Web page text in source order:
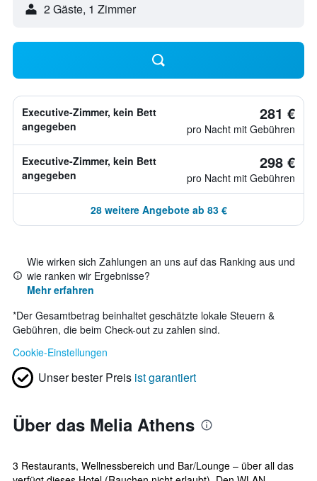
2 Gäste, 1 Zimmer
Executive-Zimmer, kein Bett
angegeben
281 €
pro Nacht mit Gebühren
Executive-Zimmer, kein Bett
angegeben
298 €
pro Nacht mit Gebühren
28 weitere Angebote ab 83 €
Wie wirken sich Zahlungen an uns auf das Ranking aus und
wie ranken wir Ergebnisse?
Mehr erfahren
*Der Gesamtbetrag beinhaltet geschätzte lokale Steuern &
Gebühren, die beim Check-out zu zahlen sind.
Cookie-Einstellungen
Unser bester Preis ist garantiert
Über das Melia Athens
3 Restaurants, Wellnessbereich und Bar/Lounge – über all das